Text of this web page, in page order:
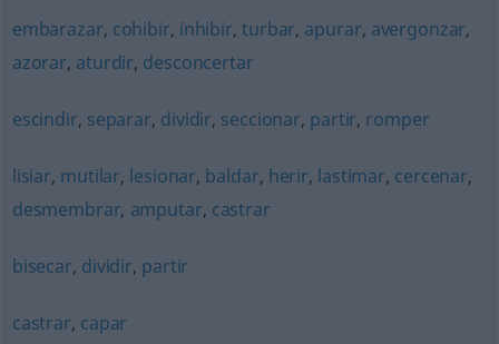
embarazar, cohibir, inhibir,turbar, apurar, avergonzar,
azorar, aturdir, desconcertar
escindir, separar, dividir, seccionar, partir, romper
lisiar, mutilar, lesionar, baldar, herir, lastimar, cercenar,
desmembrar, amputar, castrar
bisecar, dividir, partir
castrar, capar